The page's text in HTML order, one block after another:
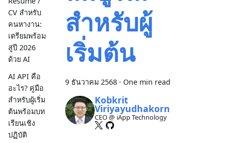
CV สำหรับ
คนหางาน:
เตรียมพร้อม
สู่ปี 2026
ด้วย AI
AI API คือ
อะไร? คู่มือ
สำหรับผู้เริ่ม
ต้นพร้อมบท
เรียนเชิง
ปฏิบัติ
สำหรับผู้
เริ่มต้น
9 ธันวาคม 2568 · One min read
Kobkrit
Viriyayudhakorn
CEO @ iApp Technology